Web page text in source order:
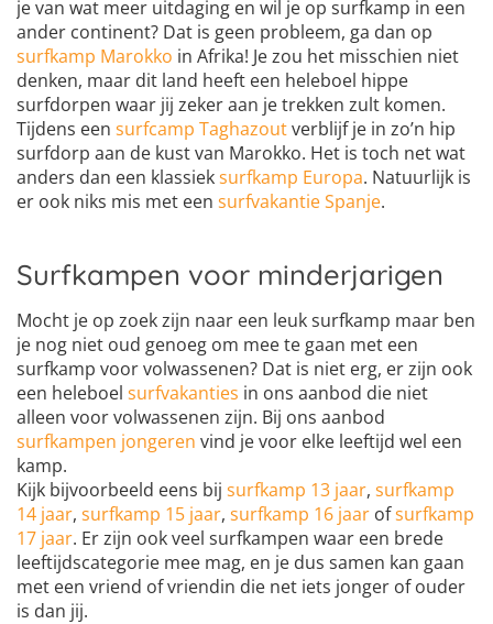
je van wat meer uitdaging en wil je op surfkamp in een
ander continent? Dat is geen probleem, ga dan op
surfkamp Marokko in Afrika! Je zou het misschien niet
denken, maar dit land heeft een heleboel hippe
surfdorpen waar jij zeker aan je trekken zult komen.
Tijdens een surfcamp Taghazoutverblijf je in zo’n hip
surfdorp aan de kust van Marokko. Het is toch net wat
anders dan een klassieksurfkamp Europa. Natuurlijk is
er ook niks mis met een surfvakantie Spanje.
Surfkampen voor minderjarigen
Mocht je op zoek zijn naar een leuk surfkamp maar ben
je nog niet oud genoeg om mee te gaan met een
surfkamp voor volwassenen? Dat is niet erg, er zijn ook
een heleboel surfvakanties in ons aanbod die niet
alleen voor volwassenen zijn. Bij ons aanbod
surfkampen jongeren vind je voor elke leeftijd wel een
kamp.
Kijk bijvoorbeeld eens bij surfkamp 13 jaar, surfkamp
14 jaar, surfkamp 15 jaar, surfkamp 16 jaar ofsurfkamp
17 jaar. Er zijn ook veel surfkampen waar een brede
leeftijdscategorie mee mag, en je dus samen kan gaan
met een vriend of vriendin die net iets jonger of ouder
is dan jij.